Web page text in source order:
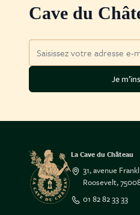
Cave du
Je
La Cave du Château
31, avenue
Roosevelt,
01 82 82 33 33